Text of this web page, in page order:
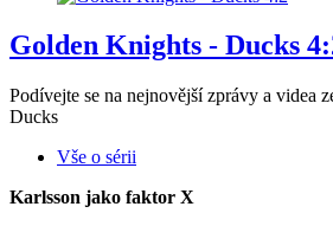
Golden Knights - Ducks
Podívejte se na nejnovější zprávy a videa
Ducks
Vše o sérii
Karlsson jako faktor X